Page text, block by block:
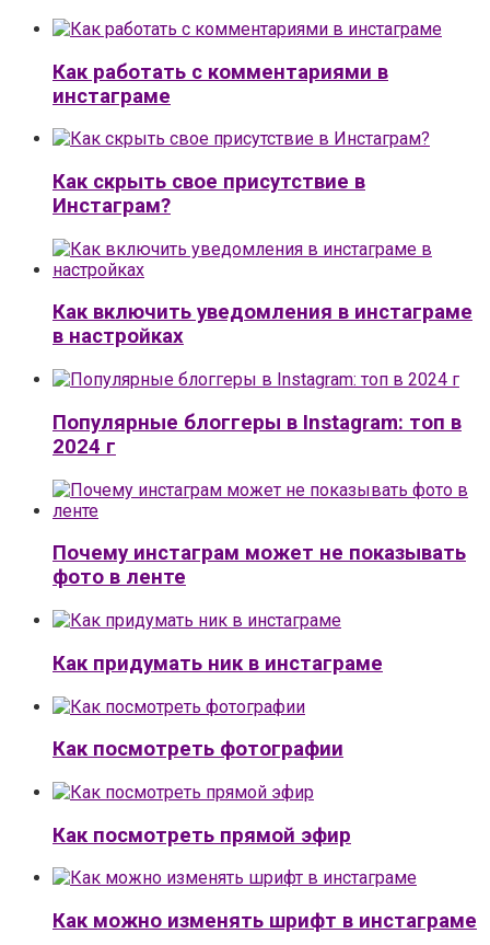
Как работать с комментариями в
инстаграме
Как скрыть свое присутствие в
Инстаграм?
Как включить уведомления в инстаграме
в настройках
Популярные блоггеры в Instagram: топ в
2024 г
Почему инстаграм может не показывать
фото в ленте
Как придумать ник в инстаграме
Как посмотреть фотографии
Как посмотреть прямой эфир
Как можно изменять шрифт в инстаграме